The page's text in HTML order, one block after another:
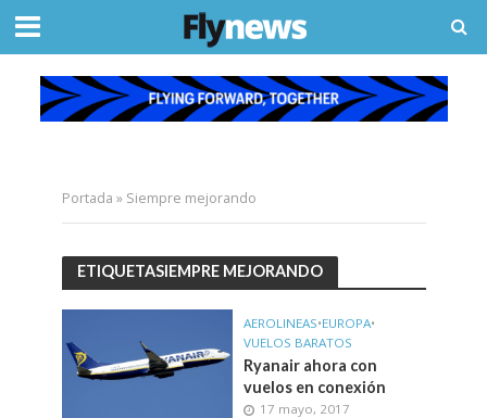
Portada » Siempre mejorando
ETIQUETASIEMPRE MEJORANDO
AEROLINEAS•EUROPA•
VUELOS BARATOS
Ryanair ahora con
vuelos en conexión
17 mayo, 2017